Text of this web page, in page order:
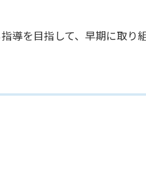
を目指して、早期に取り